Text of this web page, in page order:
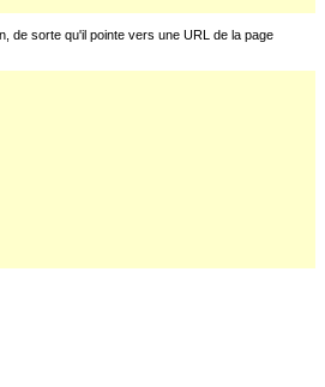
de sorte qu'il pointe vers une URL de la page